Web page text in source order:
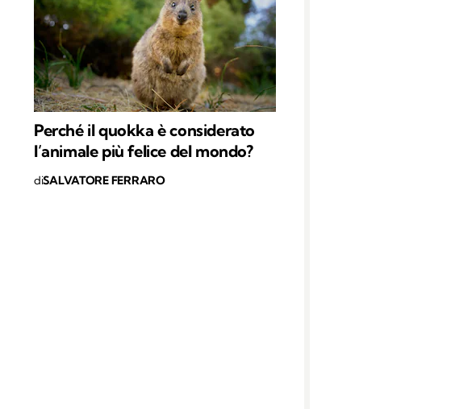
Perché il quokka è considerato
l’animale più felice del mondo?
diSALVATORE FERRARO